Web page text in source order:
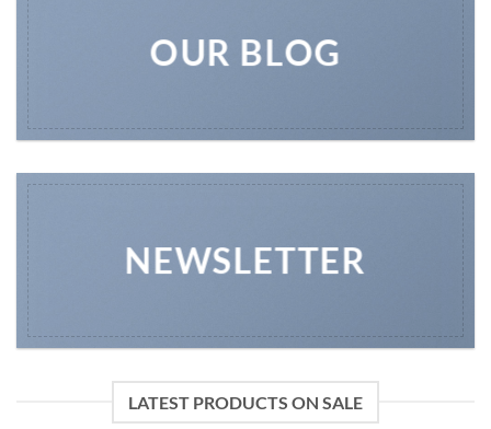
OUR BLOG
NEWSLETTER
LATEST PRODUCTS ON SALE